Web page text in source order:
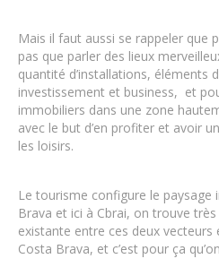
Mais il faut aussi se rappeler que
pas que parler des lieux
quantité d’installations, éléments
investissement et business, et
immobiliers dans une zone
avec le but d’en profiter et avoir
les loisirs.
Le tourisme configure le paysage
Brava et ici à Cbrai, on trouve
existante entre ces deux
Costa Brava, et c’est pour ça